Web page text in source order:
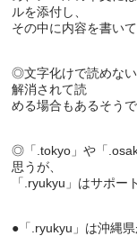
ルを添付し、
◎文字化けで読めな
解消されて読
◎「.tokyo」や「
思うが、